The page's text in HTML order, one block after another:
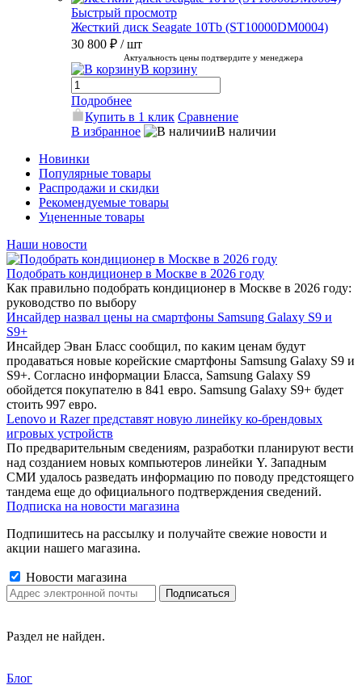
Быстрый просмотр
Жесткий диск Seagate 10Tb (ST10000DM0004)
30 800 ₽ / шт
Актуальность цены подтвердите у менеджера
В корзину
Подробнее
Купить в 1 клик Сравнение
В избранное
В наличии
Новинки
Популярные товары
Распродажи и скидки
Рекомендуемые товары
Уцененные товары
Наши новости
Подобрать кондиционер в Москве в 2026 году
Как правильно подобрать кондиционер в Москве в 2026 году:
руководство по выбору
Инсайдер назвал цены на смартфоны Samsung Galaxy S9 и
S9+
Инсайдер Эван Бласс сообщил, по каким ценам будут
продаваться новые корейские смартфоны Samsung Galaxy S9 и
S9+. Согласно информации Бласса, Samsung Galaxy S9
обойдется покупателю в 841 евро. Samsung Galaxy S9+ будет
стоить 997 евро.
Lenovo и Razer представят новую линейку ко-брендовых
игровых устройств
По предварительным сведениям, разработки планируют вести
над созданием новых компьютеров линейки Y. Западным
СМИ удалось разведать информацию по поводу предстоящего
тандема еще до официального подтверждения сведений.
Подписка на новости магазина
Подпишитесь на рассылку и получайте свежие новости и
акции нашего магазина.
Новости магазина
Раздел не найден.
Блог